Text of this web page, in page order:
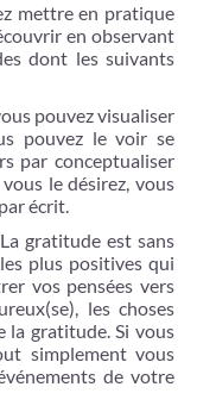
mettre en pratique
en observant
dont les suivants
pouvez visualiser
pouvez le voir se
par conceptualiser
le désirez, vous
écrit.
gratitude est sans
plus positives qui
vos pensées vers
les choses
la gratitude. Si vous
simplement vous
de votre